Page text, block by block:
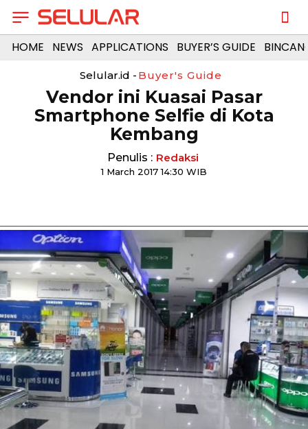
HOME NEWS APPLICATIONS BUYER’S GUIDE
Selular.id - Buyer's Guide
Vendor ini Kuasai Pasar
Smartphone Selfie di Kota
Kembang
Penulis : Redaksi
1 March 2017 14:30 WIB